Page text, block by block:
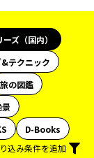
ズ（国内）
テクニック
旅の図鑑
D-Books
込み条件を追加